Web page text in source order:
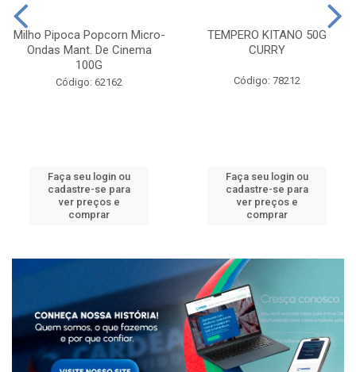
Milho Pipoca Popcorn Micro-
Ondas Mant. De Cinema
100G
Código: 62162
Faça seu login ou
cadastre-se para
ver preços e
comprar
TEMPERO KITANO 50G
CURRY
Código: 78212
Faça seu login ou
cadastre-se para
ver preços e
comprar